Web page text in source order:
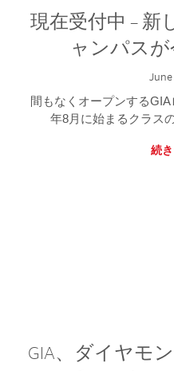
現在受付中 – 新
ャンパス
間もなくオープンする
年8月に始まるクラス
続
GIA、ダイヤモ